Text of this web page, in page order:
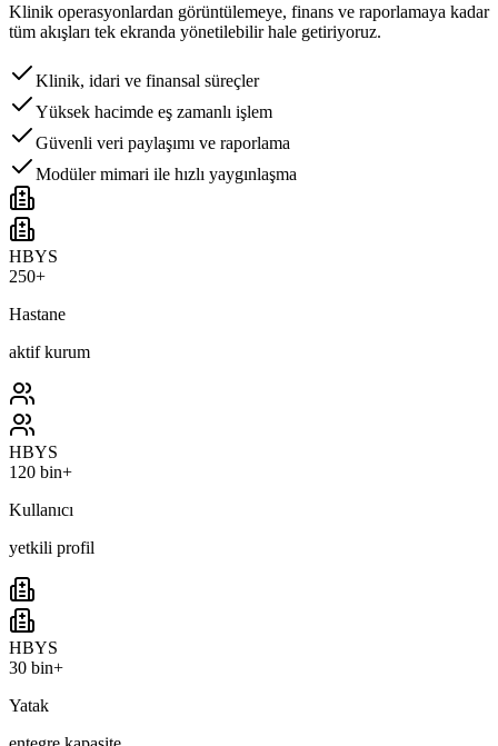
Klinik operasyonlardan görüntülemeye, finans ve raporlamaya kadar
tüm akışları tek ekranda yönetilebilir hale getiriyoruz.
Klinik, idari ve finansal süreçler
Yüksek hacimde eş zamanlı işlem
Güvenli veri paylaşımı ve raporlama
Modüler mimari ile hızlı yaygınlaşma
HBYS
250+
Hastane
aktif kurum
HBYS
120 bin+
Kullanıcı
yetkili profil
HBYS
30 bin+
Yatak